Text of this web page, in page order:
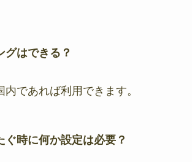
グはできる？
内であれば利用できます。
ぐ時に何か設定は必要？